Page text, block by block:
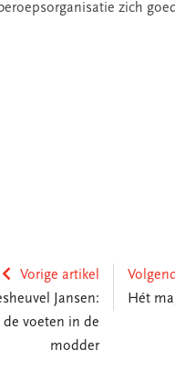
zich
Vorige artikel
Jansen:
voeten in de
modder
Hét